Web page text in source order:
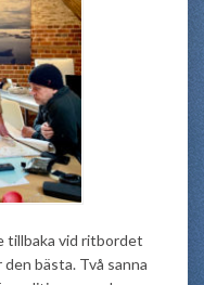
tillbaka vid ritbordet
bästa. Två sanna